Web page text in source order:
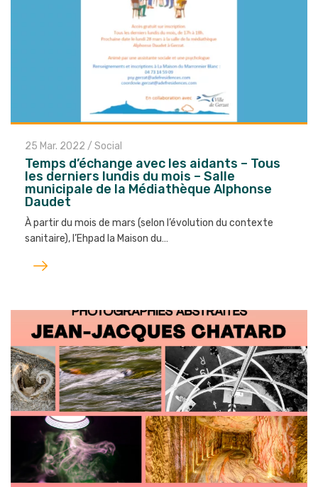
25 Mar. 2022 / Social
Temps d’échange avec les aidants – Tous
les derniers lundis du mois – Salle
municipale de la Médiathèque Alphonse
Daudet
À partir du mois de mars (selon l’évolution du contexte
sanitaire), l’Ehpad la Maison du…
Lire
l'article